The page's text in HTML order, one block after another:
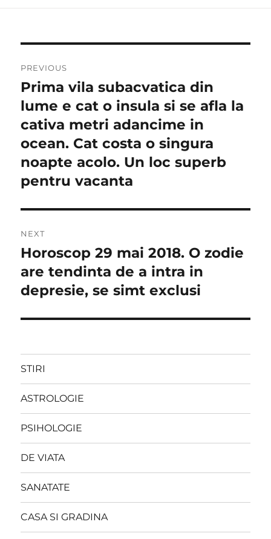
în
articole
PREVIOUS
Previous
post:
Prima vila subacvatica din
lume e cat o insula si se afla la
cativa metri adancime in
ocean. Cat costa o singura
noapte acolo. Un loc superb
pentru vacanta
NEXT
Next
post:
Horoscop 29 mai 2018. O zodie
are tendinta de a intra in
depresie, se simt exclusi
STIRI
ASTROLOGIE
PSIHOLOGIE
DE VIATA
SANATATE
CASA SI GRADINA